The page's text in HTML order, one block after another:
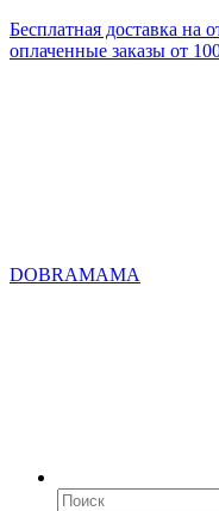
Бесплатная доставка на
оплаченные заказы от
DOBRAMAMA